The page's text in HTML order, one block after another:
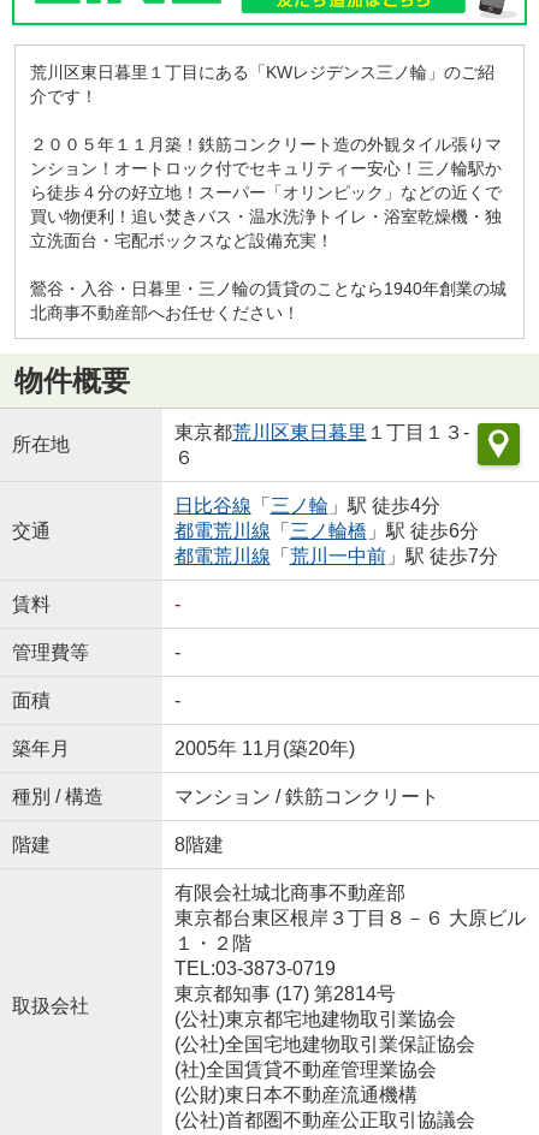
荒川区東日暮里１丁目にある「KWレジデンス三ノ輪」のご紹
介です！
２００５年１１月築！鉄筋コンクリート造の外観タイル張りマ
ンション！オートロック付でセキュリティー安心！三ノ輪駅か
ら徒歩４分の好立地！スーパー「オリンピック」などの近くで
買い物便利！追い焚きバス・温水洗浄トイレ・浴室乾燥機・独
立洗面台・宅配ボックスなど設備充実！
鶯谷・入谷・日暮里・三ノ輪の賃貸のことなら1940年創業の城
北商事不動産部へお任せください！
物件概要
所在地
東京都荒川区東日暮里 １丁目１３-
６
交通
日比谷線 「 三ノ輪」駅 徒歩4分
都電荒川線 「 三ノ輪橋 」駅 徒歩6分
都電荒川線 「 荒川一中前」駅 徒歩7分
賃料 -
管理費等 -
面積 -
築年月 2005年 11月(築20年)
種別 / 構造 マンション / 鉄筋コンクリート
階建 8階建
取扱会社
有限会社城北商事不動産部
東京都台東区根岸３丁目８－６ 大原ビル
１・２階
TEL:03-3873-0719
東京都知事 (17) 第2814号
(公社)東京都宅地建物取引業協会
(公社)全国宅地建物取引業保証協会
(社)全国賃貸不動産管理業協会
(公財)東日本不動産流通機構
(公社)首都圏不動産公正取引協議会